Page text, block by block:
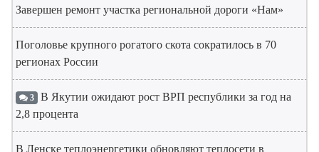
Завершен ремонт участка региональной дороги «Нам»
Поголовье крупного рогатого скота сократилось в 70
регионах России
3 В Якутии ожидают рост ВРП республики за год на
2,8 процента
В Ленске теплоэнергетики обновляют теплосети в